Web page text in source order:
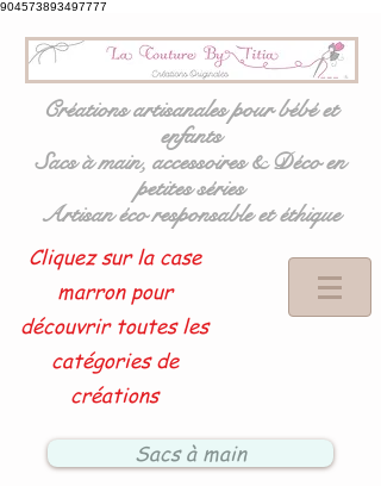
904573893497777
Créations artisanales pour bébé et
enfants
Sacs à main, accessoires & Déco en
petites séries
Artisan éco responsable et éthique
Cliquez sur la case
marron pour
découvrir toutes les
catégories de
créations
Sacs à main